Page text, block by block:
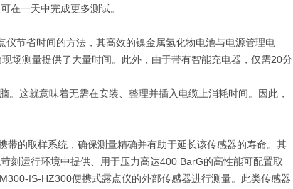
在一天中完成更多测试。
节省时间的方法，其高效的镍金属氢化物电池与电源管理电
场测量提供了大量时间。此外，由于带有智能充电器，仅需20分
这就意味着无需在安装、整理并插入电缆上消耗时间。因此，
的取样系统，确保测量精确并有助于延长该传感器的寿命。其
刻运行环境中提供、用于压力高达400 BarG的高性能可配置取
IS-HZ300便携式露点仪的外部传感器进行测量。此类传感器